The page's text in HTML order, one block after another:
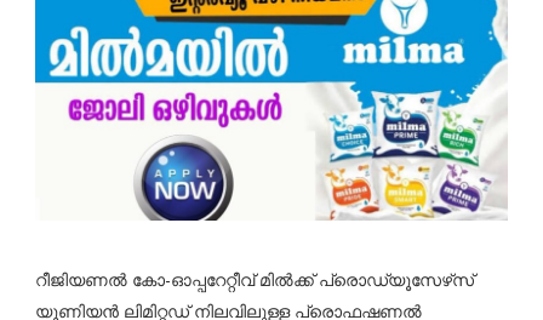
റീജിയണൽ കോ-ഓപ്പറേറ്റീവ് മിൽക്ക് പ്രൊഡ്യൂസേഴ്‌സ്
യൂണിയൻ ലിമിറ്റഡ് നിലവിലുള്ള പ്രൊഫഷണൽ